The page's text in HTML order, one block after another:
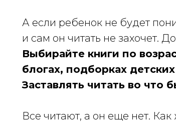
А если ребенок не будет
и сам он читать не захочет.
Выбирайте книги по
блогах, подборках
Заставлять читать во что
Все читают, а он еще нет. Как